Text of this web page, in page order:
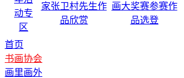
首页
书画协会
画里画外